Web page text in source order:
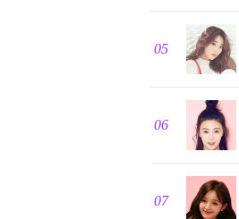
05
06
07